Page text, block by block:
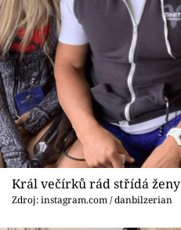
Král večírků rád střídá ženy
Zdroj: instagram.com / danbilzerian